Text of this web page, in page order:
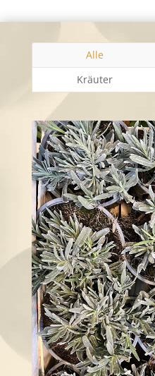
Alle
Kräuter